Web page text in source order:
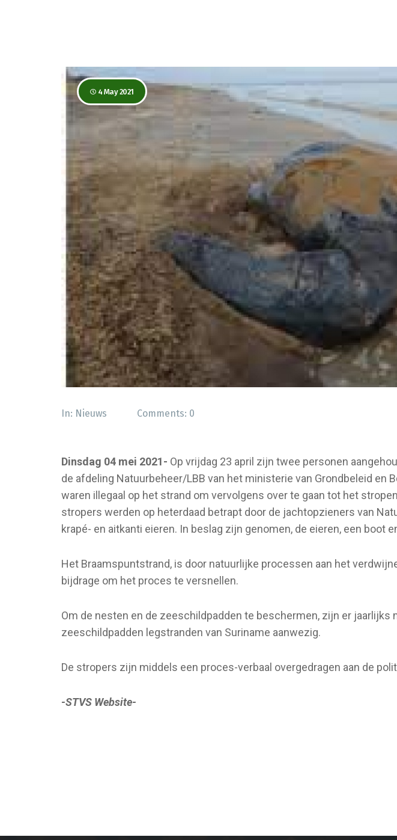
4 May 2021
In: Nieuws Comments: 0
Dinsdag 04 mei 2021- Op vrijdag 23 april zijn twee personen
de afdeling Natuurbeheer/LBB van het ministerie van Grondbeleid en
waren illegaal op het strand om vervolgens over te gaan tot het
stropers werden op heterdaad betrapt door de jachtopzieners van
krapé- en aitkanti eieren. In beslag zijn genomen, de eieren, een boot
Het Braamspuntstrand, is door natuurlijke processen aan het
bijdrage om het proces te versnellen.
Om de nesten en de zeeschildpadden te beschermen, zijn er
zeeschildpadden legstranden van Suriname aanwezig.
De stropers zijn middels een proces-verbaal overgedragen aan de
-STVS Website-